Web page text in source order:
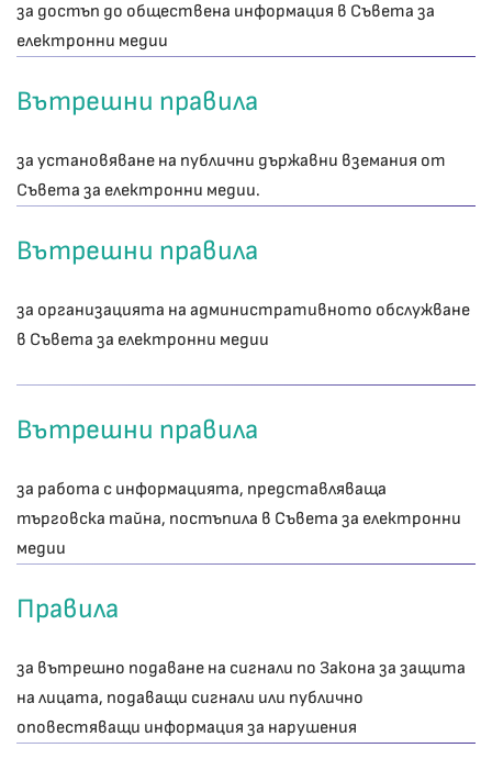
за достъп до обществена информация в Съвета за
електронни медии
Вътрешни правила
за установяване на публични държавни вземания от
Съвета за електронни медии.
Вътрешни правила
за организацията на административното обслужване
в Съвета за електронни медии
Вътрешни правила
за работа с информацията, представляваща
търговска тайна, постъпила в Съвета за електронни
медии
Правила
за вътрешно подаване на сигнали по Закона за защита
на лицата, подаващи сигнали или публично
оповестяващи информация за нарушения